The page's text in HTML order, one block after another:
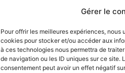
Gérer le
Pour offrir les meilleures expériences,
cookies pour stocker et/ou accéder aux
à ces technologies nous permettra de
de navigation ou les ID uniques sur ce site.
consentement peut avoir un effet négatif